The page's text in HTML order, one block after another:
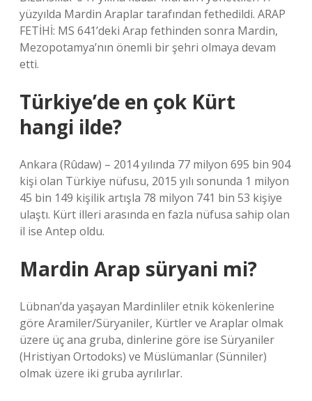
yüzyılda Mardin Araplar tarafından fethedildi. ARAP
FETİHİ: MS 641’deki Arap fethinden sonra Mardin,
Mezopotamya’nın önemli bir şehri olmaya devam
etti.
Türkiye’de en çok Kürt
hangi ilde?
Ankara (Rûdaw) – 2014 yılında 77 milyon 695 bin 904
kişi olan Türkiye nüfusu, 2015 yılı sonunda 1 milyon
45 bin 149 kişilik artışla 78 milyon 741 bin 53 kişiye
ulaştı. Kürt illeri arasında en fazla nüfusa sahip olan
il ise Antep oldu.
Mardin Arap süryani mi?
Lübnan’da yaşayan Mardinliler etnik kökenlerine
göre Aramiler/Süryaniler, Kürtler ve Araplar olmak
üzere üç ana gruba, dinlerine göre ise Süryaniler
(Hristiyan Ortodoks) ve Müslümanlar (Sünniler)
olmak üzere iki gruba ayrılırlar.